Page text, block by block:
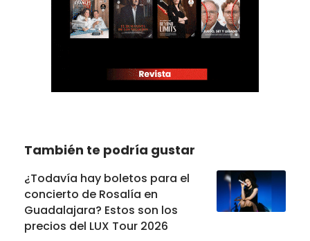
También te podría gustar
¿Todavía hay boletos para el
concierto de Rosalía en
Guadalajara? Estos son los
precios del LUX Tour 2026